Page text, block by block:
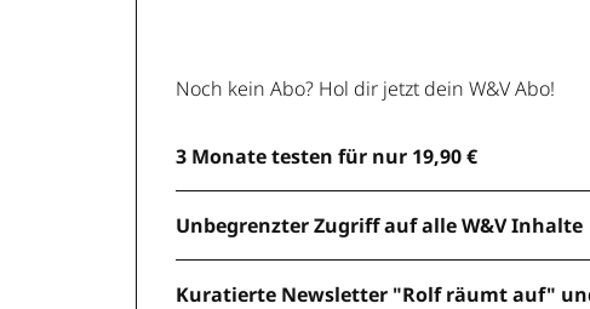
Noch kein Abo? Hol dir jetzt dein W&V Abo!
3 Monate testen für nur 19,90 €
Unbegrenzter Zugriff auf alle W&V Inhalte
Kuratierte Newsletter "Rolf räumt auf"